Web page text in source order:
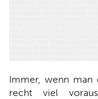
Immer, wenn man
recht viel